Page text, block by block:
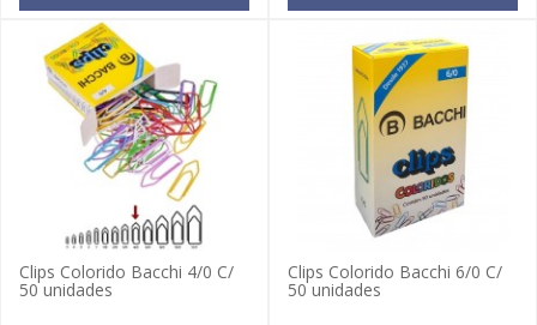
Clips Colorido Bacchi 4/0 C/
50 unidades
Clips Colorido Bacchi 6/0 C/
50 unidades